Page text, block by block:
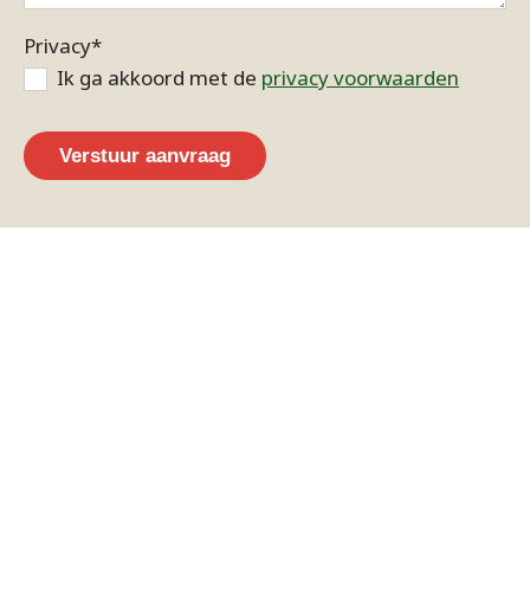
Privacy*
Ik ga akkoord met de privacy voorwaarden
Verstuur aanvraag